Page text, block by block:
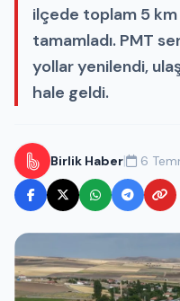
ilçede toplam 5 km
tamamladı. PMT
yollar yenilendi,
hale geldi.
Birlik Haber| 6